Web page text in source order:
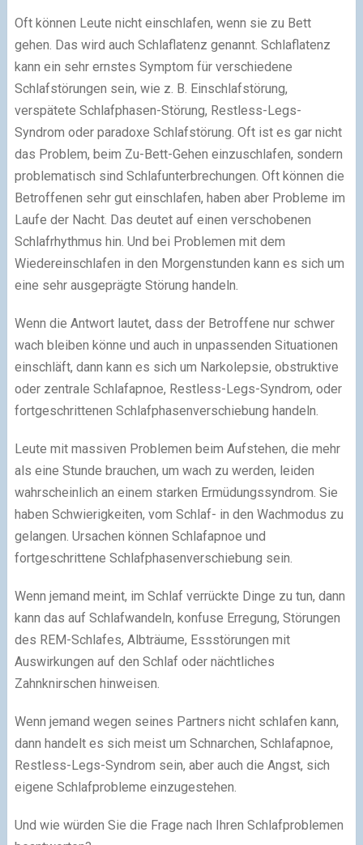
Oft können Leute nicht einschlafen, wenn sie zu Bett
gehen. Das wird auch Schlaflatenz genannt. Schlaflatenz
kann ein sehr ernstes Symptom für verschiedene
Schlafstörungen sein, wie z. B. Einschlafstörung,
verspätete Schlafphasen-Störung, Restless-Legs-
Syndrom oder paradoxe Schlafstörung. Oft ist es gar nicht
das Problem, beim Zu-Bett-Gehen einzuschlafen, sondern
problematisch sind Schlafunterbrechungen. Oft können die
Betroffenen sehr gut einschlafen, haben aber Probleme im
Laufe der Nacht. Das deutet auf einen verschobenen
Schlafrhythmus hin. Und bei Problemen mit dem
Wiedereinschlafen in den Morgenstunden kann es sich um
eine sehr ausgeprägte Störung handeln.
Wenn die Antwort lautet, dass der Betroffene nur schwer
wach bleiben könne und auch in unpassenden Situationen
einschläft, dann kann es sich um Narkolepsie, obstruktive
oder zentrale Schlafapnoe, Restless-Legs-Syndrom, oder
fortgeschrittenen Schlafphasenverschiebung handeln.
Leute mit massiven Problemen beim Aufstehen, die mehr
als eine Stunde brauchen, um wach zu werden, leiden
wahrscheinlich an einem starken Ermüdungssyndrom. Sie
haben Schwierigkeiten, vom Schlaf- in den Wachmodus zu
gelangen. Ursachen können Schlafapnoe und
fortgeschrittene Schlafphasenverschiebung sein.
Wenn jemand meint, im Schlaf verrückte Dinge zu tun, dann
kann das auf Schlafwandeln, konfuse Erregung, Störungen
des REM-Schlafes, Albträume, Essstörungen mit
Auswirkungen auf den Schlaf oder nächtliches
Zahnknirschen hinweisen.
Wenn jemand wegen seines Partners nicht schlafen kann,
dann handelt es sich meist um Schnarchen, Schlafapnoe,
Restless-Legs-Syndrom sein, aber auch die Angst, sich
eigene Schlafprobleme einzugestehen.
Und wie würden Sie die Frage nach Ihren Schlafproblemen